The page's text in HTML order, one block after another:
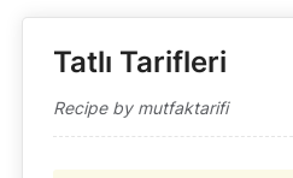
Tatlı Tarifleri
Recipe by mutfaktarifi